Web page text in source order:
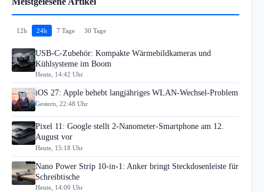
12h 24h 7 Tage 30 Tage
USB-C-Zubehör: Kompakte Wärmebildkameras und
Kühlsysteme im Boom
Heute, 14:42 Uhr
iOS 27: Apple behebt langjähriges WLAN-Wechsel-Problem
Gestern, 22:48 Uhr
Pixel 11: Google stellt 2-Nanometer-Smartphone am 12.
August vor
Heute, 15:18 Uhr
Nano Power Strip 10-in-1: Anker bringt Steckdosenleiste für
Schreibtische
Heute, 14:00 Uhr